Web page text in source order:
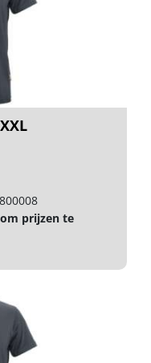
om prijzen te